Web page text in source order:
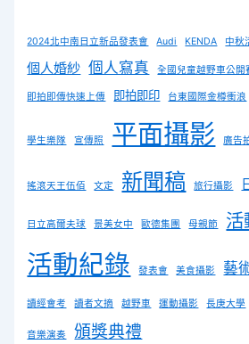
2024北中南日立新品發表會 Audi KENDA 中秋
個人婚紗 個人寫真 全國兒童越野車公開
即拍即傳快速上傳 即拍即印 台東國際金樽衝浪
學生樂隊 宣傳照 平面攝影 廣告
搖滾天王伍佰 文定 新聞稿 旅行攝影
日立高爾夫球 景美女中 歐德集團 母親節 活
活動紀錄 發表會 美食攝影 藝
讀經會考 讀者文摘 越野車 運動攝影 長庚大學
音樂演奏 頒獎典禮